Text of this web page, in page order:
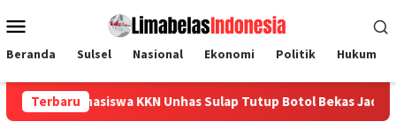
ke
Mobile
Beranda Sulsel Nasional Ekonomi Politik Hukum
Terbaru
KKN Unhas Sulap Tutup Botol Bekas Jadi Gantungan